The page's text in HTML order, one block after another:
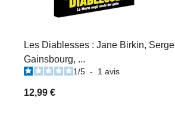
Les Diablesses : Jane Birkin, Serge
Gainsbourg, ...
1/5 - 1 avis
12,99 €